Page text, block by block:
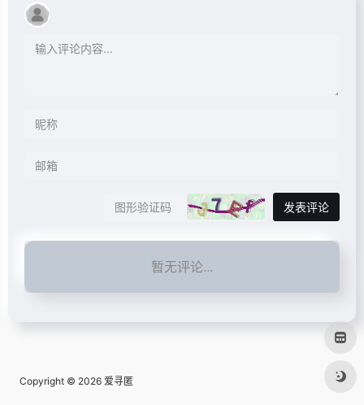
发表评论
暂无评论...
Copyright © 2026 爱寻匿